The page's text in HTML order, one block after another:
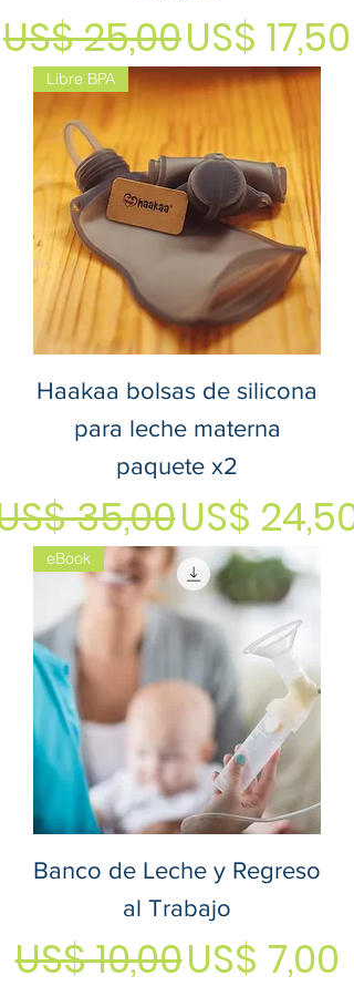
Precio
US$ 25,00Precio
US$ 17,50
Libre BPA
Haakaa bolsas de silicona
para leche materna
paquete x2
35,00Precio
US$ 24,50
eBook
Banco de Leche y Regreso
al Trabajo
Precio
US$ 10,00Precio
US$ 7,00